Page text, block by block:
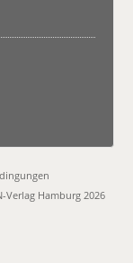
Verlag Hamburg 2026